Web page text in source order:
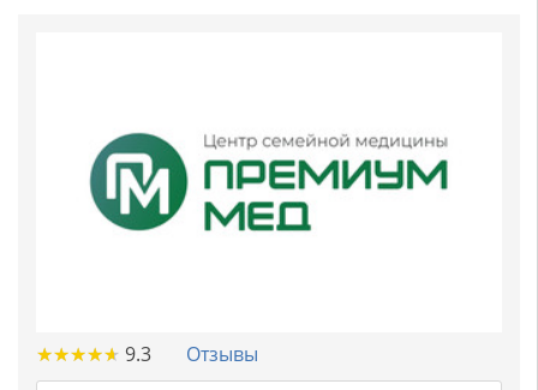
★★★★★
★★★★★ 9.3 Отзывы